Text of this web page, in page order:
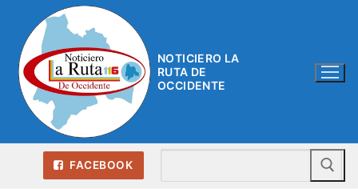
contenido
NOTICIERO LA
RUTA DE
OCCIDENTE
FACEBOOK